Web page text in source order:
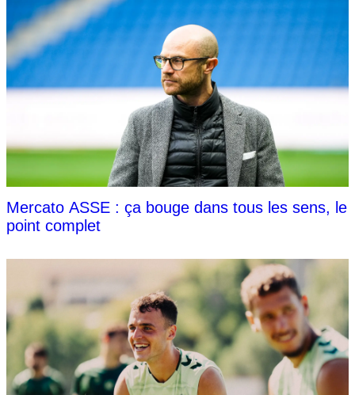
Mercato ASSE : ça bouge dans tous les sens, le
point complet